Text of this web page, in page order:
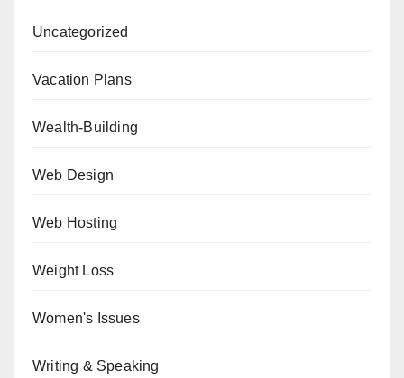
Uncategorized
Vacation Plans
Wealth-Building
Web Design
Web Hosting
Weight Loss
Women's Issues
Writing & Speaking